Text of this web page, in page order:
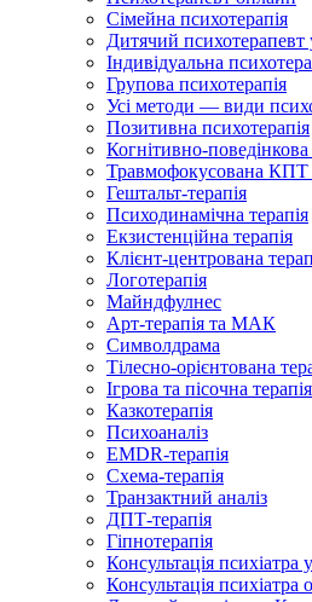
Сімейна психотерапія
Дитячий психотерапевт
Індивідуальна
Групова психотерапія
Усі методи — види
Позитивна психотерапія
Когнітивно-
Травмофокусована
Гештальт-терапія
Психодинамічна терапія
Екзистенційна терапія
Клієнт-центрована
Логотерапія
Майндфулнес
Арт-терапія та МАК
Символдрама
Тілесно-орієнтована
Ігрова та пісочна терапія
Казкотерапія
Психоаналіз
EMDR-терапія
Схема-терапія
Транзактний аналіз
ДПТ-терапія
Гіпнотерапія
Консультація психіатра
Консультація психіатра